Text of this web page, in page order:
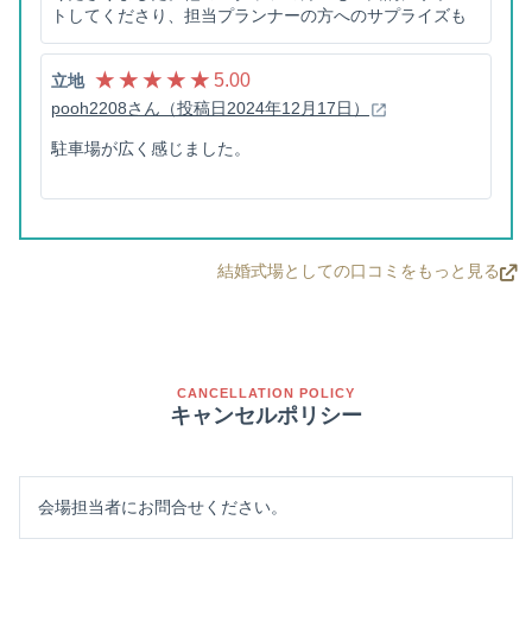
トしてくださり、担当プランナーの方へのサプライズも
協力してくださいました。
立地 ★ ★ ★ ★ ★ 5.00
pooh2208さん（投稿日2024年12月17日）
駐車場が広く感じました。
結婚式場としての口コミをもっと見る
CANCELLATION POLICY
キャンセルポリシー
会場担当者にお問合せください。